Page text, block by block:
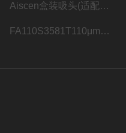
Aiscen盒装吸头(适配瑞宁LTS系列移液器)
FA110S3581T110μm铝箔热封膜 1×12